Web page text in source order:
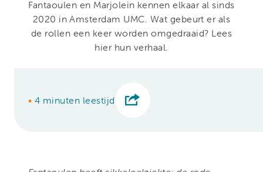
Fantaoulen en Marjolein kennen elkaar al sinds
2020 in Amsterdam UMC. Wat gebeurt er als
de rollen een keer worden omgedraaid? Lees
hier hun verhaal.
• 4 minuten leestijd